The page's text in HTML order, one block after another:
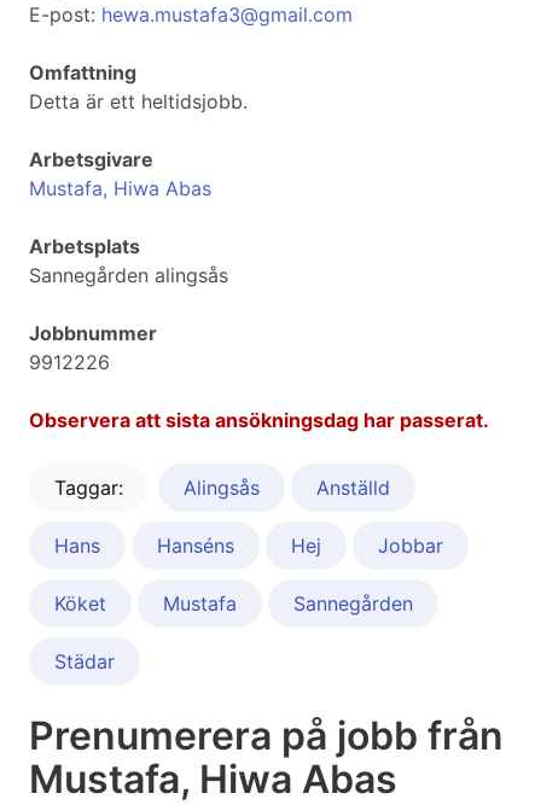
E-post: hewa.mustafa3@gmail.com
Omfattning
Detta är ett heltidsjobb.
Arbetsgivare
Mustafa, Hiwa Abas
Arbetsplats
Sannegården alingsås
Jobbnummer
9912226
Observera att sista ansökningsdag har passerat.
Taggar: Alingsås Anställd
Hans Hanséns Hej Jobbar
Köket Mustafa Sannegården
Städar
Prenumerera på jobb från
Mustafa, Hiwa Abas